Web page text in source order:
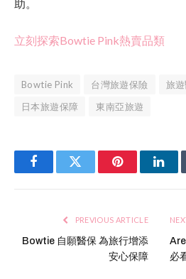
助。
立刻探索Bowtie Pink熱賣品類
Bowtie Pink 台灣旅遊保險
旅
日本旅遊保障
東南亞旅遊
FacebookTwitter Pinterest
PREVIOUS ARTICLE
Bowtie 自願醫保 為旅行增添
安心保障
必